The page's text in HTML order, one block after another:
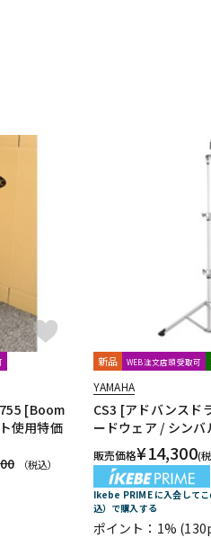
[Boom
使用特価
（税込）
新品 WEB注文店頭受取可
YAMAHA
CS3 [アドバンスド
ードウェア / シン
販売価格¥14,300(
Ikebe PRIME に入会して
込）で購入する
ポイント：1%